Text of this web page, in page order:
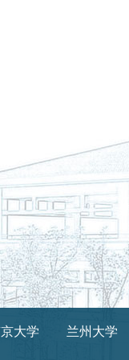
大学 兰州大学